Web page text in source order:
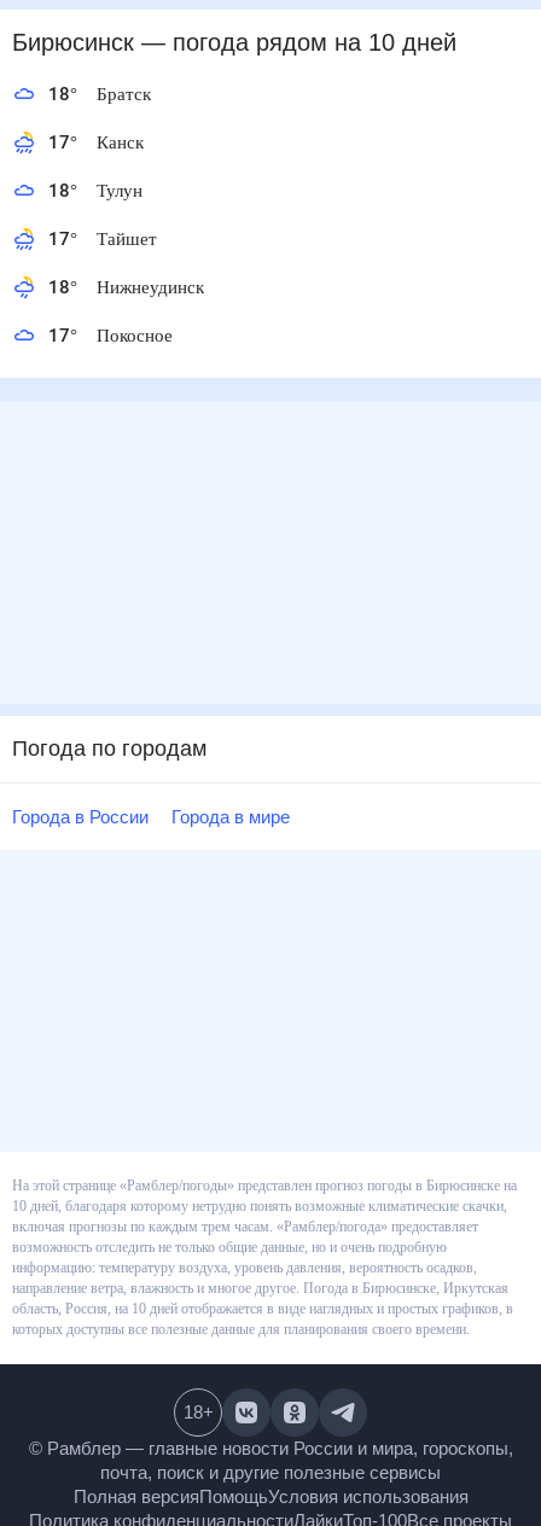
Бирюсинск— погода рядом на 10 дней
18° Братск
17° Канск
18° Тулун
17° Тайшет
18° Нижнеудинск
17° Покосное
Погода по городам
Города в России Города в мире
На этой странице «Рамблер/погоды» представлен прогноз погоды в
Бирюсинске на 10 дней, благодаря которому нетрудно понять возможные
климатические скачки, включая прогнозы по каждым трем часам.
«Рамблер/погода» предоставляет возможность отследить не только
общие данные, но и очень подробную информацию: температуру воздуха,
уровень давления, вероятность осадков, направление ветра, влажность и
многое другое. Погода в Бирюсинске, Иркутская область, Россия, на 10
дней отображается в виде наглядных и простых графиков, в которых
© Рамблер — главные новости России и мира,
гороскопы, почта, поиск и другие полезные сервисы
Полная версияПомощьУсловия использования
18+